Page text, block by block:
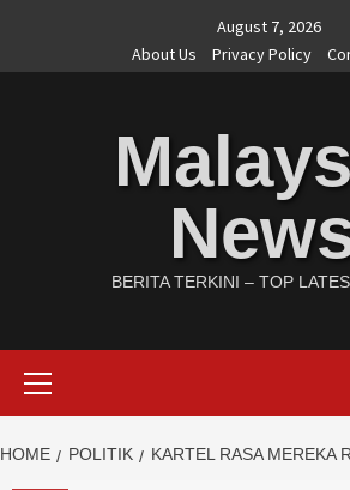
August 7, 2026
About Us
Privacy Policy
BERITA TERKINI – TOP
HOME POLITIK KARTEL RASA MEREKA